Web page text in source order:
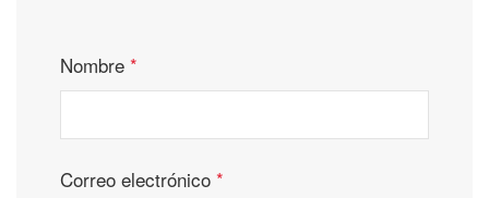
Nombre *
Correo electrónico *